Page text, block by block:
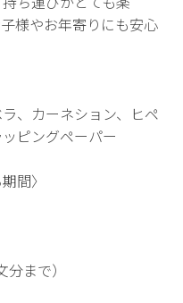
様やお年寄りにも安心
、カーネション、ヒペ
ピングペーパー
間〉
まで）